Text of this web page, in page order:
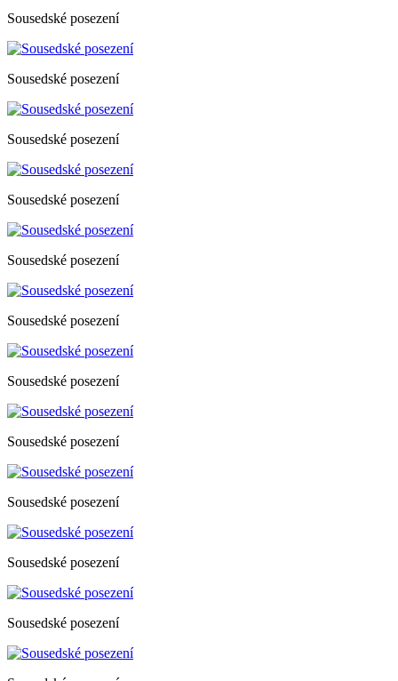
Sousedské posezení
Sousedské posezení
Sousedské posezení
Sousedské posezení
Sousedské posezení
Sousedské posezení
Sousedské posezení
Sousedské posezení
Sousedské posezení
Sousedské posezení
Sousedské posezení